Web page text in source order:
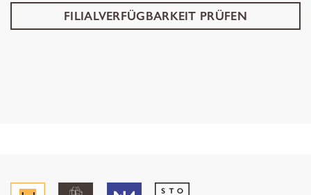
FILIALVERFÜGBARKEIT PRÜFEN